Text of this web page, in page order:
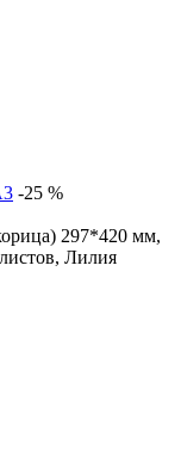
-25 %
297*420 мм,
Лилия